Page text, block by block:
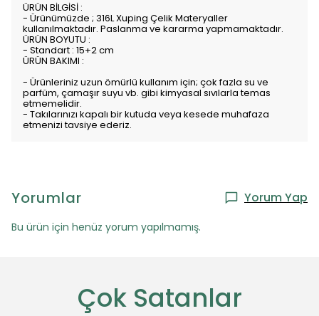
ÜRÜN BİLGİSİ :
- Ürünümüzde ; 316L Xuping Çelik Materyaller
kullanılmaktadır. Paslanma ve kararma yapmamaktadır.
ÜRÜN BOYUTU :
- Standart : 15+2 cm
ÜRÜN BAKIMI :
- Ürünleriniz uzun ömürlü kullanım için; çok fazla su ve
parfüm, çamaşır suyu vb. gibi kimyasal sıvılarla temas
etmemelidir.
- Takılarınızı kapalı bir kutuda veya kesede muhafaza
etmenizi tavsiye ederiz.
Yorumlar Yorum Yap
Bu ürün için henüz yorum yapılmamış.
Çok Satanlar